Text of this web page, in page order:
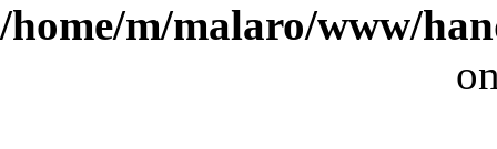
/home/m/malaro/www/